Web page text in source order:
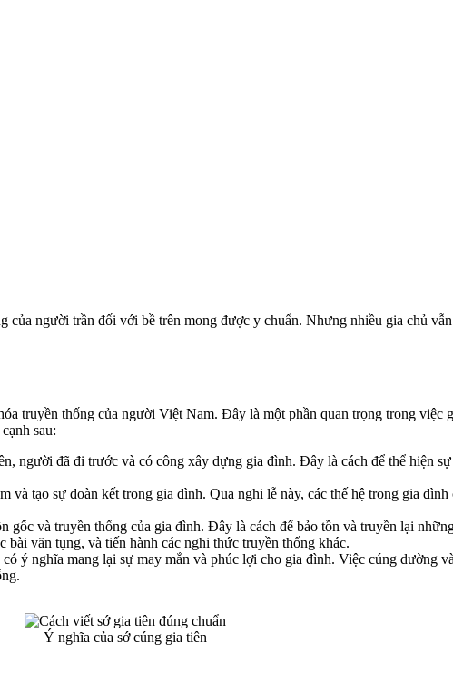
người trần đối với bề trên mong được y chuẩn. Nhưng nhiều gia chủ
truyền thống của người Việt Nam. Đây là một phần quan trọng trong việc
sau:
người đã đi trước và có công xây dựng gia đình. Đây là cách để thể hiện
tạo sự đoàn kết trong gia đình. Qua nghi lễ này, các thế hệ trong gia
và truyền thống của gia đình. Đây là cách để bảo tồn và truyền lại
bài văn tụng, và tiến hành các nghi thức truyền thống khác.
ý nghĩa mang lại sự may mắn và phúc lợi cho gia đình. Việc cúng dường
Ý nghĩa của sớ cúng gia tiên